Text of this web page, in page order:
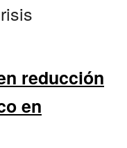
reducción
en